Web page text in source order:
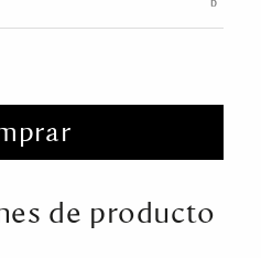
de producto